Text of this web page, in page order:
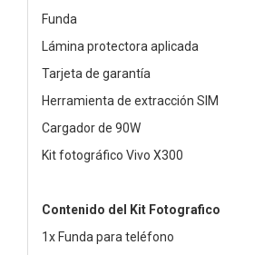
Funda
Lámina protectora aplicada
Tarjeta de garantía
Herramienta de extracción SIM
Cargador de 90W
Kit fotográfico Vivo X300
Contenido del Kit Fotografico
1x Funda para teléfono